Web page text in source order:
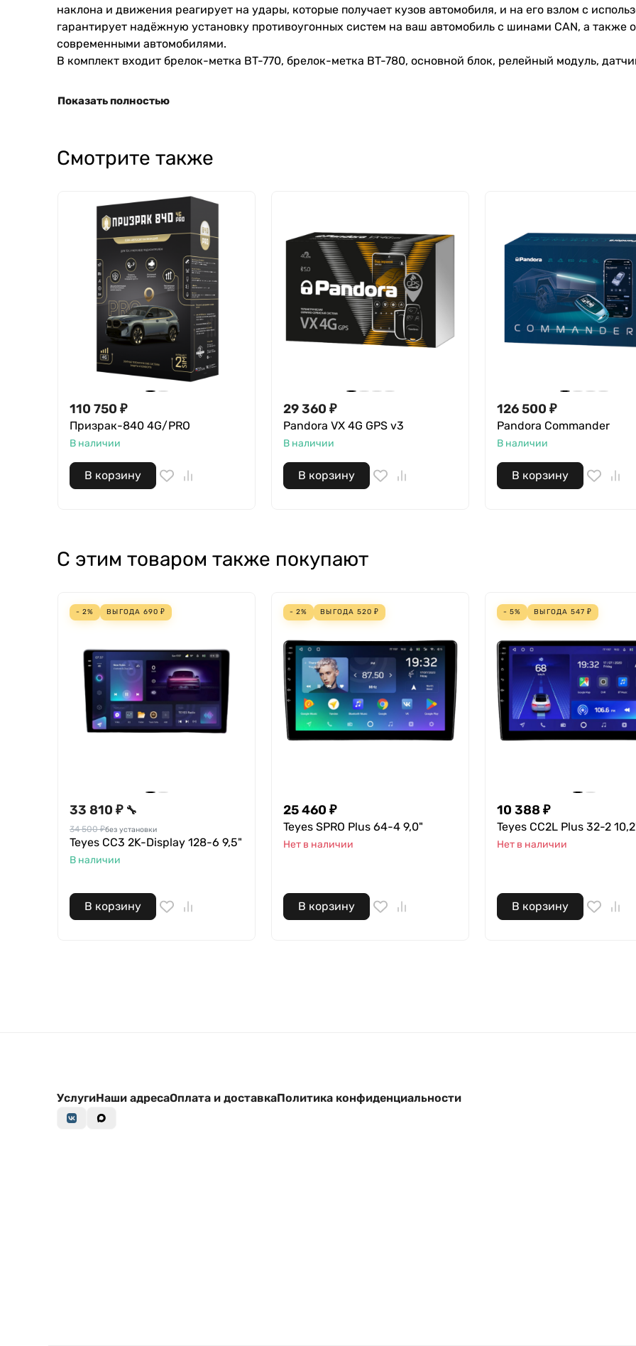
наклона и движения реагирует на удары, которые получает кузов автомобиля, и на его взлом с
гарантирует надёжную установку противоугонных систем на ваш автомобиль с шинами CAN, а также
современными автомобилями.
В комплект входит брелок-метка BT-770, брелок-метка BT-780, основной блок, релейный модуль,
Показать полностью
Смотрите также
110 750 ₽
Призрак-840 4G/PRO
В наличии
В корзину
29 360 ₽
Pandora VX 4G GPS v3
В наличии
В корзину
126 500 ₽
Pandora Commander
В наличии
В корзину
С этим товаром также покупают
- 2% ВЫГОДА 690 ₽
33 810 ₽ 🔧
34 500 ₽без установки
Teyes CC3 2K-Display 128-6 9,5"
В наличии
В корзину
- 2% ВЫГОДА 520 ₽
25 460 ₽
Teyes SPRO Plus 64-4 9,0"
Нет в наличии
В корзину
- 5% ВЫГОДА 547 ₽
10 388 ₽
Teyes CC2L Plus 32-2
Нет в наличии
В корзину
УслугиНаши адресаОплата и доставкаПолитика конфиденциальности